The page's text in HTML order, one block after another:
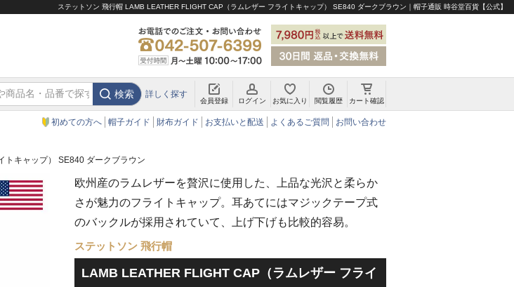
ステットソン 飛行帽 LAMB LEATHER FLIGHT CAP（ラムレザー フライトキャップ） SE840 ダークブラウン｜帽子通販 時谷堂百貨【公式】
検索 詳しく探す
会員登録 ログイン お気に入り 閲覧履歴 カート確認
初めての方へ 帽子ガイド 財布ガイド お支払いと配送 よくあるご質問 お問い合わせ
トキャップ） SE840 ダークブラウン
欧州産のラムレザーを贅沢に使用した、上品な光沢と柔らか
さが魅力のフライトキャップ。耳あてにはマジックテープ式
のバックルが採用されていて、上げ下げも比較的容易。
ステットソン 飛行帽
LAMB LEATHER FLIGHT CAP（ラムレザー フライ